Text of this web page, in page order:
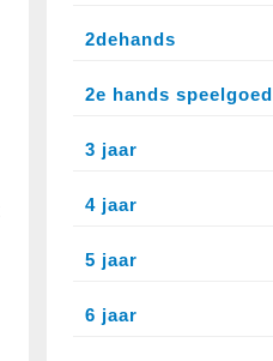
2dehands
2e hands speelgoed
3 jaar
4 jaar
5 jaar
6 jaar